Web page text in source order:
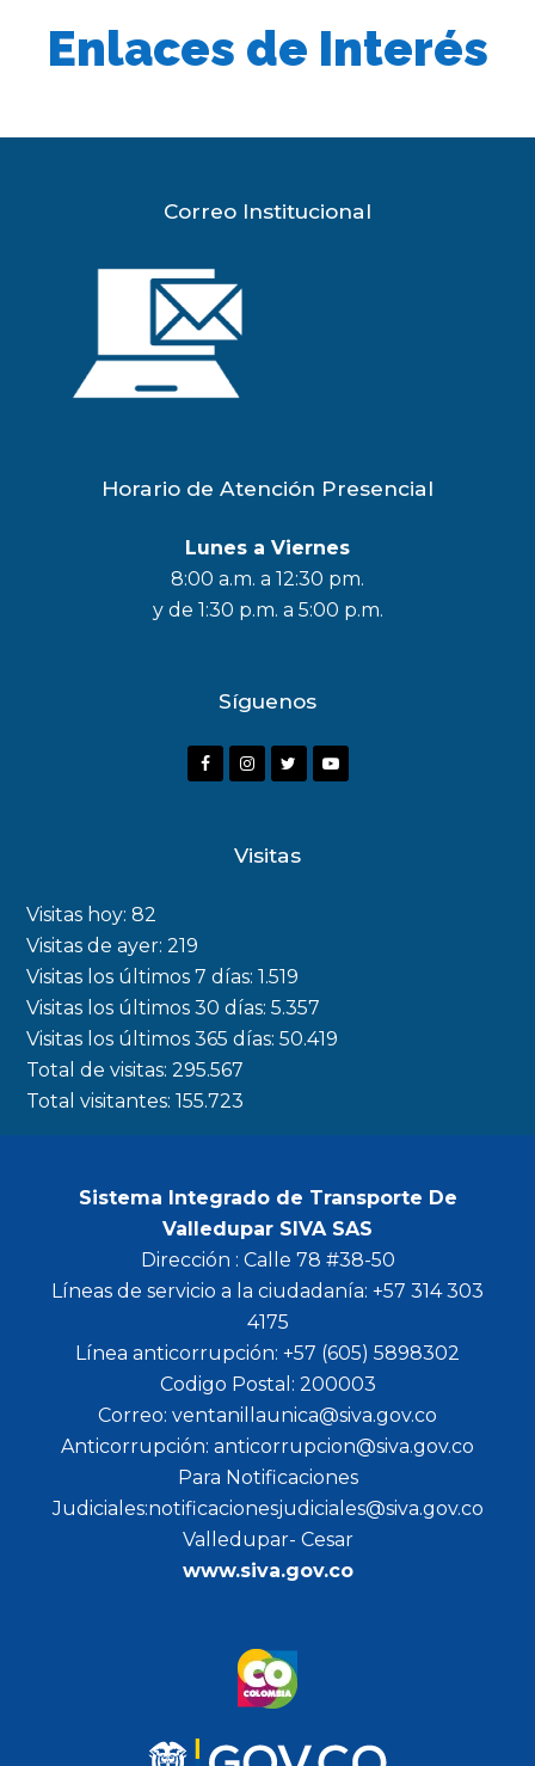
Enlaces de Interés
Correo Institucional
Horario de Atención Presencial
Lunes a Viernes
8:00 a.m. a 12:30 pm.
y de 1:30 p.m. a 5:00 p.m.
Síguenos
F
o
k
I
a
m
r
Y
Visitas
Visitas hoy:82
Visitas de ayer:219
Visitas los últimos 7 días:1.519
Visitas los últimos 30 días:5.357
Visitas los últimos 365 días:50.419
Total de visitas:295.567
Total visitantes:155.723
Sistema Integrado de Transporte De
Valledupar SIVA SAS
Dirección : Calle 78 #38-50
Líneas de servicio a la ciudadanía: +57 314 303
4175
Línea anticorrupción: +57 (605) 5898302
Codigo Postal: 200003
Correo: ventanillaunica@siva.gov.co
Anticorrupción: anticorrupcion@siva.gov.co
Para Notificaciones
Judiciales:notificacionesjudiciales@siva.gov.co
Valledupar- Cesar
www.siva.gov.co